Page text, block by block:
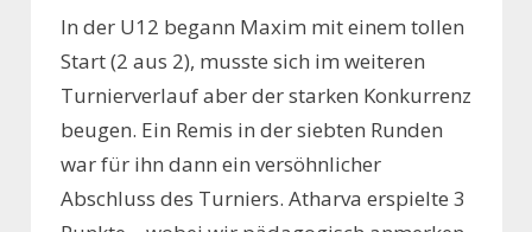
In der U12 begann Maxim mit einem tollen
Start (2 aus 2), musste sich im weiteren
Turnierverlauf aber der starken Konkurrenz
beugen. Ein Remis in der siebten Runden
war für ihn dann ein versöhnlicher
Abschluss des Turniers. Atharva erspielte 3